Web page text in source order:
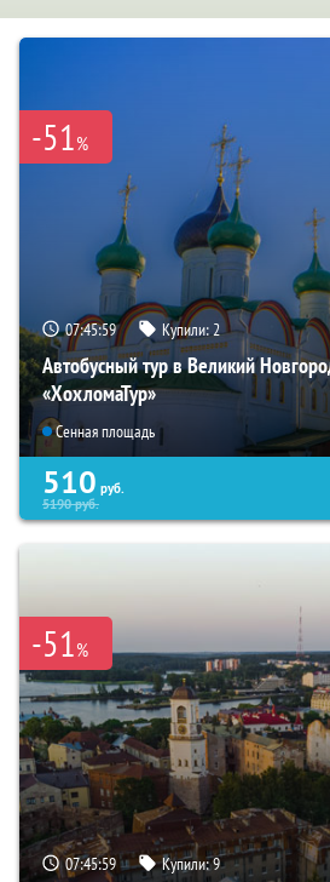
-51%
07:45:57 Купили:2
Автобусный тур в Великий
«ХохломаТур»
Сенная площадь
510 руб.
5190руб.
-51%
07:45:57 Купили:9